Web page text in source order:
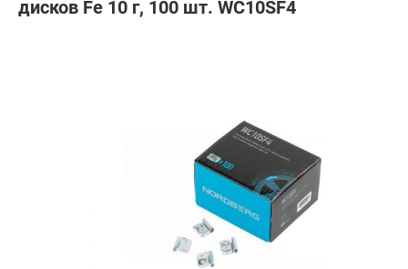
дисков Fe 10 г, 100 шт. WC10SF4
Добавить в корзину